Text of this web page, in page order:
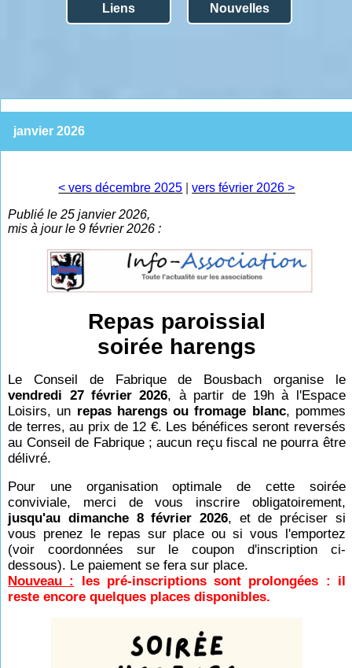
Liens Nouvelles
janvier 2026
< vers décembre 2025 |vers février 2026 >
Publié le 25 janvier 2026,
mis à jour le 9 février 2026 :
Repas paroissial
soirée harengs
Le Conseil de Fabrique de Bousbach organise le
vendredi 27 février 2026, à partir de 19h à l'Espace
Loisirs, un repas harengs ou fromage blanc, pommes
de terres, au prix de 12 €. Les bénéfices seront reversés
au Conseil de Fabrique ; aucun reçu fiscal ne pourra être
délivré.
Pour une organisation optimale de cette soirée
conviviale, merci de vous inscrire obligatoirement,
jusqu'au dimanche 8 février 2026, et de préciser si
vous prenez le repas sur place ou si vous l'emportez
(voir coordonnées sur le coupon d'inscription ci-
dessous). Le paiement se fera sur place.
Nouveau :
les pré-inscriptions sont prolongées : il
reste encore quelques places disponibles.